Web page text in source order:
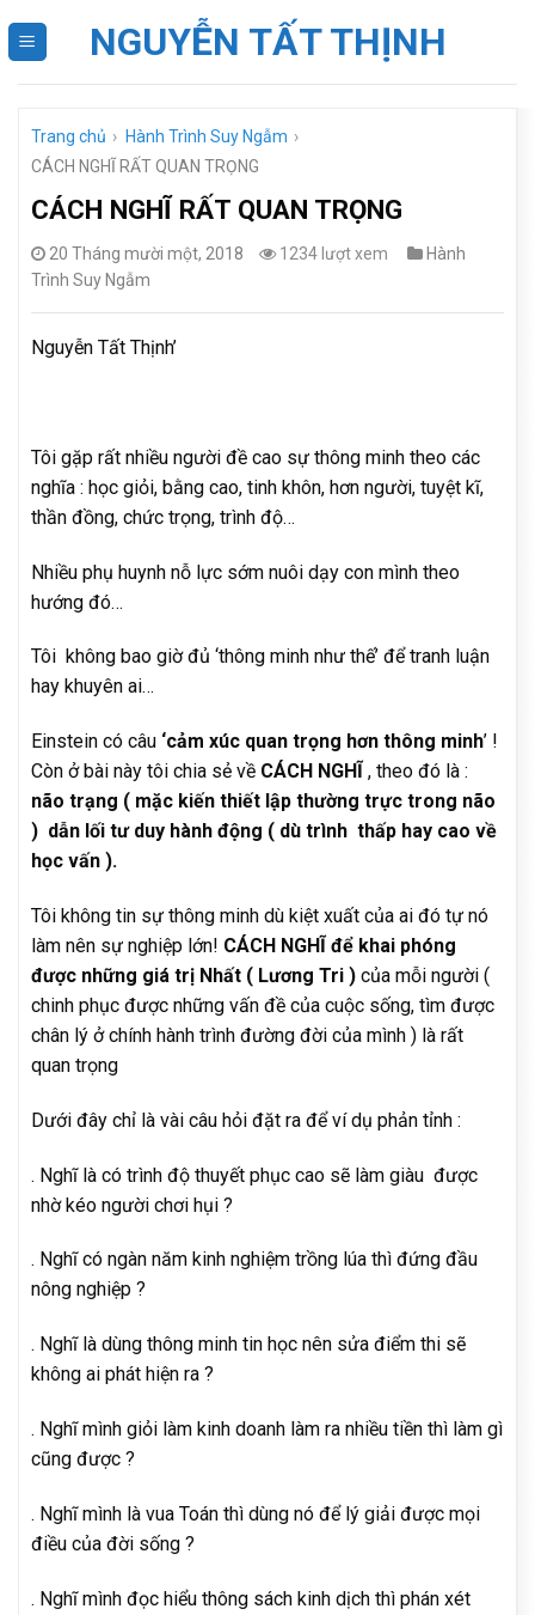
NGUYỄN TẤT THỊNH
Trang chủ › Hành Trình Suy Ngẫm ›
CÁCH NGHĨ RẤT QUAN TRỌNG
CÁCH NGHĨ RẤT QUAN TRỌNG
20 Tháng mười một, 2018 1234 lượt xem
Hành
Trình Suy Ngẫm
Nguyễn Tất Thịnh’
Tôi gặp rất nhiều người đề cao sự thông minh theo các
nghĩa : học giỏi, bằng cao, tinh khôn, hơn người, tuyệt kĩ,
thần đồng, chức trọng, trình độ…
Nhiều phụ huynh nỗ lực sớm nuôi dạy con mình theo
hướng đó…
Tôi không bao giờ đủ ‘thông minh như thế’ để tranh luận
hay khuyên ai…
Einstein có câu ‘cảm xúc quan trọng hơn thông minh’ !
Còn ở bài này tôi chia sẻ về CÁCH NGHĨ , theo đó là :
não trạng ( mặc kiến thiết lập thường trực trong não
) dẫn lối tư duy hành động ( dù trình thấp hay cao về
học vấn ).
Tôi không tin sự thông minh dù kiệt xuất của ai đó tự nó
làm nên sự nghiệp lớn! CÁCH NGHĨ để khai phóng
được những giá trị Nhất ( Lương Tri ) của mỗi người (
chinh phục được những vấn đề của cuộc sống, tìm được
chân lý ở chính hành trình đường đời của mình ) là rất
quan trọng
Dưới đây chỉ là vài câu hỏi đặt ra để ví dụ phản tỉnh :
. Nghĩ là có trình độ thuyết phục cao sẽ làm giàu được
nhờ kéo người chơi hụi ?
. Nghĩ có ngàn năm kinh nghiệm trồng lúa thì đứng đầu
nông nghiệp ?
. Nghĩ là dùng thông minh tin học nên sửa điểm thi sẽ
không ai phát hiện ra ?
. Nghĩ mình giỏi làm kinh doanh làm ra nhiều tiền thì làm gì
cũng được ?
. Nghĩ mình là vua Toán thì dùng nó để lý giải được mọi
điều của đời sống ?
. Nghĩ mình đọc hiểu thông sách kinh dịch thì phán xét